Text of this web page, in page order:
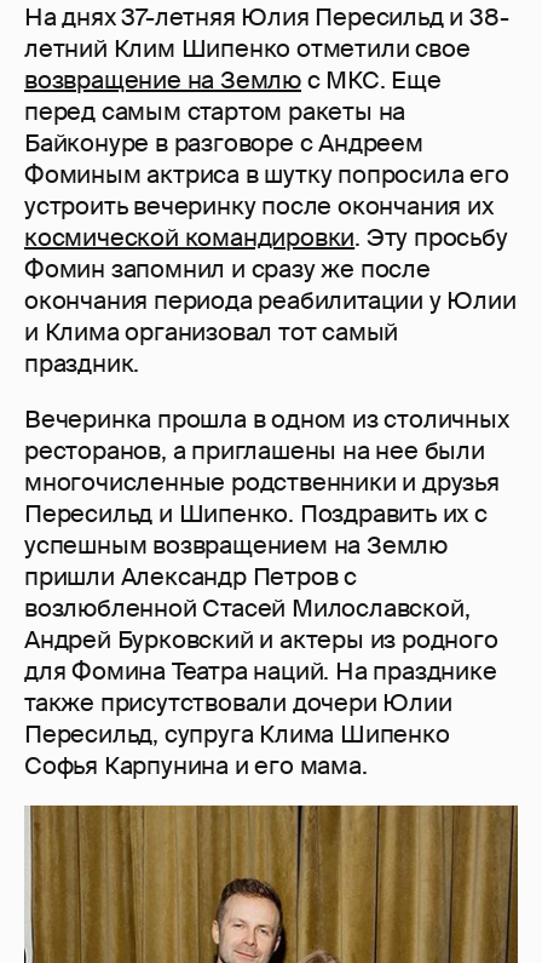
На днях 37-летняя Юлия Пересильд и 38-
летний Клим Шипенко отметили свое
возвращение на Землюс МКС. Еще
перед самым стартом ракеты на
Байконуре в разговоре с Андреем
Фоминым актриса в шутку попросила его
устроить вечеринку после окончания их
космической командировки. Эту просьбу
Фомин запомнил и сразу же после
окончания периода реабилитации у Юлии
и Клима организовал тот самый
праздник.
Вечеринка прошла в одном из столичных
ресторанов, а приглашены на нее были
многочисленные родственники и друзья
Пересильд и Шипенко. Поздравить их с
успешным возвращением на Землю
пришли Александр Петров с
возлюбленной Стасей Милославской,
Андрей Бурковский и актеры из родного
для Фомина Театра наций. На празднике
также присутствовали дочери Юлии
Пересильд, супруга Клима Шипенко
Софья Карпунина и его мама.